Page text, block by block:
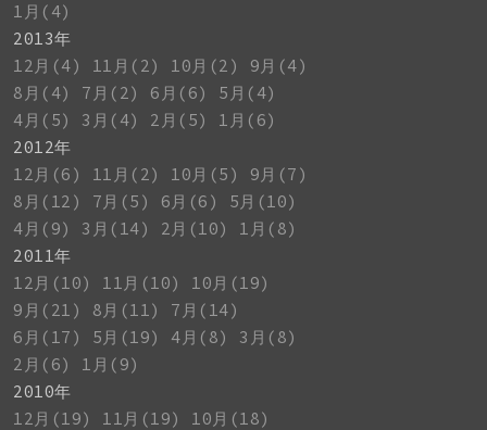
1月(4)
2013年
12月(4)
11月(2) 10月(2)
9月(4)
8月(4)
7月(2) 6月(6)
5月(4)
4月(5)
3月(4) 2月(5)
1月(6)
2012年
12月(6)
11月(2) 10月(5)
9月(7)
8月(12)
7月(5) 6月(6)
5月(10)
4月(9)
3月(14) 2月(10)
1月(8)
2011年
12月(10)
11月(10)
10月(19)
9月(21)
8月(11)
7月(14)
6月(17)
5月(19) 4月(8)
3月(8)
2月(6)
1月(9)
2010年
12月(19)
11月(19)
10月(18)